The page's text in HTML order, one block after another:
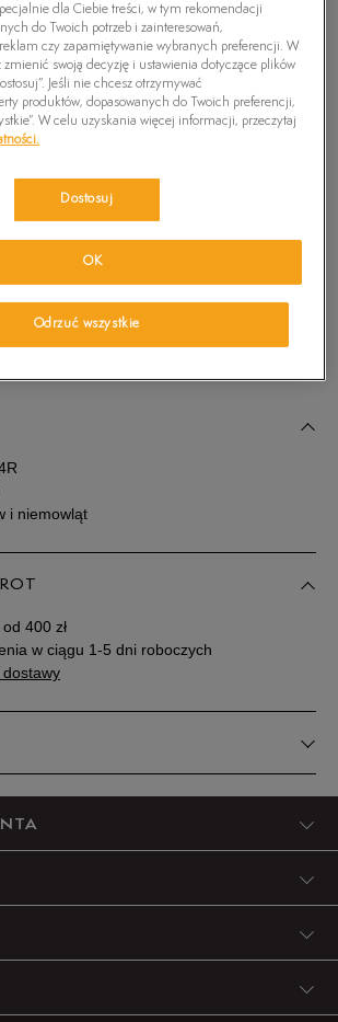
SLIM CUPSOLE FTK
a gdy będzie dostępny, otrzymasz od nas
stopę?
i niemowląt
400 zł
w ciągu 1-5 dni roboczych
dostawy
dla Ciebie treści, w tym rekomendacji
do Twoich potrzeb i zainteresowań,
czy zapamiętywanie wybranych preferencji. W
zmienić swoją decyzję i ustawienia dotyczące plików
Jeśli nie chcesz otrzymywać
produktów, dopasowanych do Twoich preferencji,
W celu uzyskania więcej informacji, przeczytaj
Dostosuj
Odrzuć wszystkie
OK